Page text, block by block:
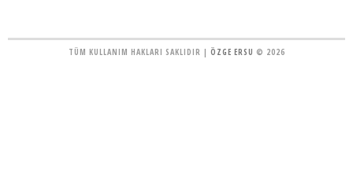
TÜM KULLANIM HAKLARI SAKLIDIR | ÖZGE ERSU © 2026